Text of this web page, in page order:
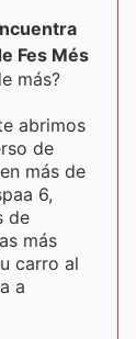
Fes Més
más?
abrimos
de
más de
6,
de
más
carro al
a